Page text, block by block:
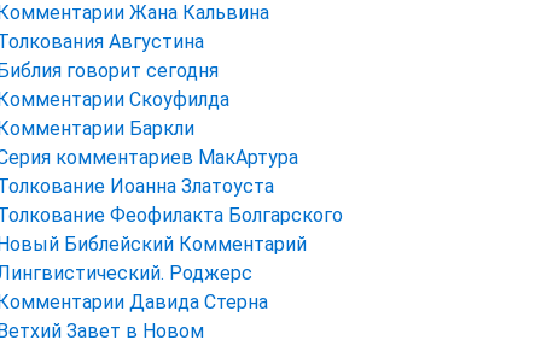
Жана Кальвина
Августина
говорит сегодня
Скоуфилда
Баркли
комментариев МакАртура
Иоанна Златоуста
Феофилакта Болгарского
Библейский Комментарий
Роджерс
Давида Стерна
Завет в Новом